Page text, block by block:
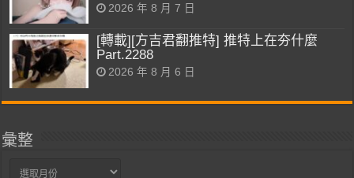
2026 年 8 月 7 日
[轉載][方吉君翻推特] 推特上在夯什麼
Part.2288
2026 年 8 月 6 日
彙整
彙